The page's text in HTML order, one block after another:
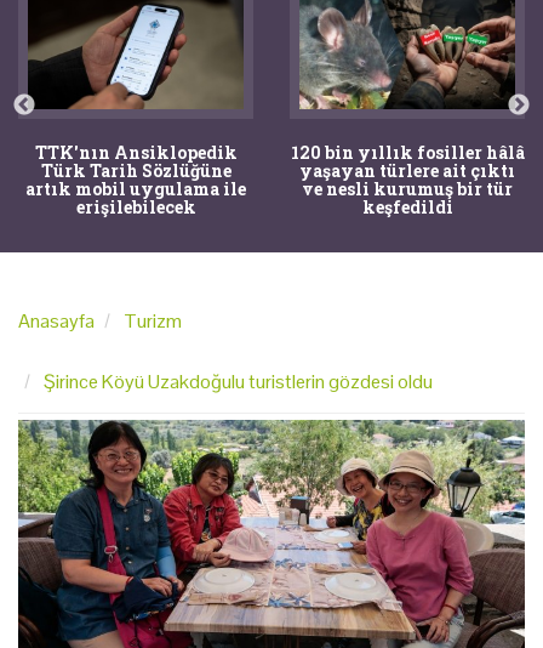
TTK'nın Ansiklopedik
Türk Tarih Sözlüğüne
artık mobil uygulama ile
erişilebilecek
120 bin yıllık fosiller hâlâ
yaşayan türlere ait çıktı
ve nesli kurumuş bir tür
keşfedildi
Anasayfa Turizm
Şirince Köyü Uzakdoğulu turistlerin gözdesi oldu